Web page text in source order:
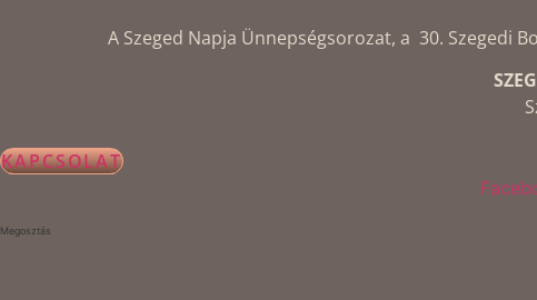
A Szeged Napja Ünnepségsorozat, a 30. Szegedi
KAPCSOLAT
Megosztás